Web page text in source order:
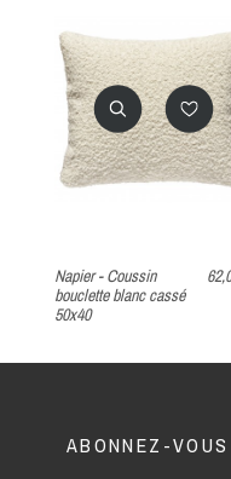
Napier - Coussin
bouclette blanc cassé
50x40
ABONNEZ-